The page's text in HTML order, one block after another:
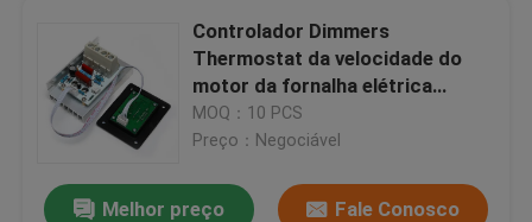
Módulo da placa do amplificador
Módulo de fonte de alimentação
módulo audio do bluetooth
Controlador Dimmers
Thermostat da velocidade do
motor da fornalha elétrica
10000W PWM
MOQ：10 PCS
Preço：Negociável
Melhor preço Fale Conosco